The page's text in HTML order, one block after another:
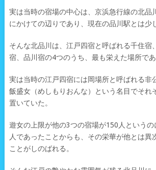
実は当時の宿場の中心は、京浜急行線の北品
にかけての辺りであり、現在の品川駅とは少
そんな北品川は、江戸四宿と呼ばれる千住宿
宿、品川宿の4つのうち、最も栄えた場所であ
実は当時の江戸四宿には岡場所と呼ばれる非
飯盛女（めしもりおんな）という名目でそれ
置いていた。
遊女の上限が他の3つの宿場が150人という
人であったことからも、その栄華が他とは異
ことがしのばれる。